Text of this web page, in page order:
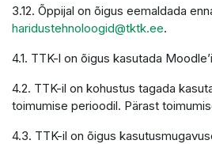
3.12. Õppijal on õigus eemaldada
haridustehnoloogid@tktk.ee.
4.1. TTK-l on õigus kasutada
4.2. TTK-il on kohustus tagada
toimumise perioodil. Pärast
4.3. TTK-il on õigus